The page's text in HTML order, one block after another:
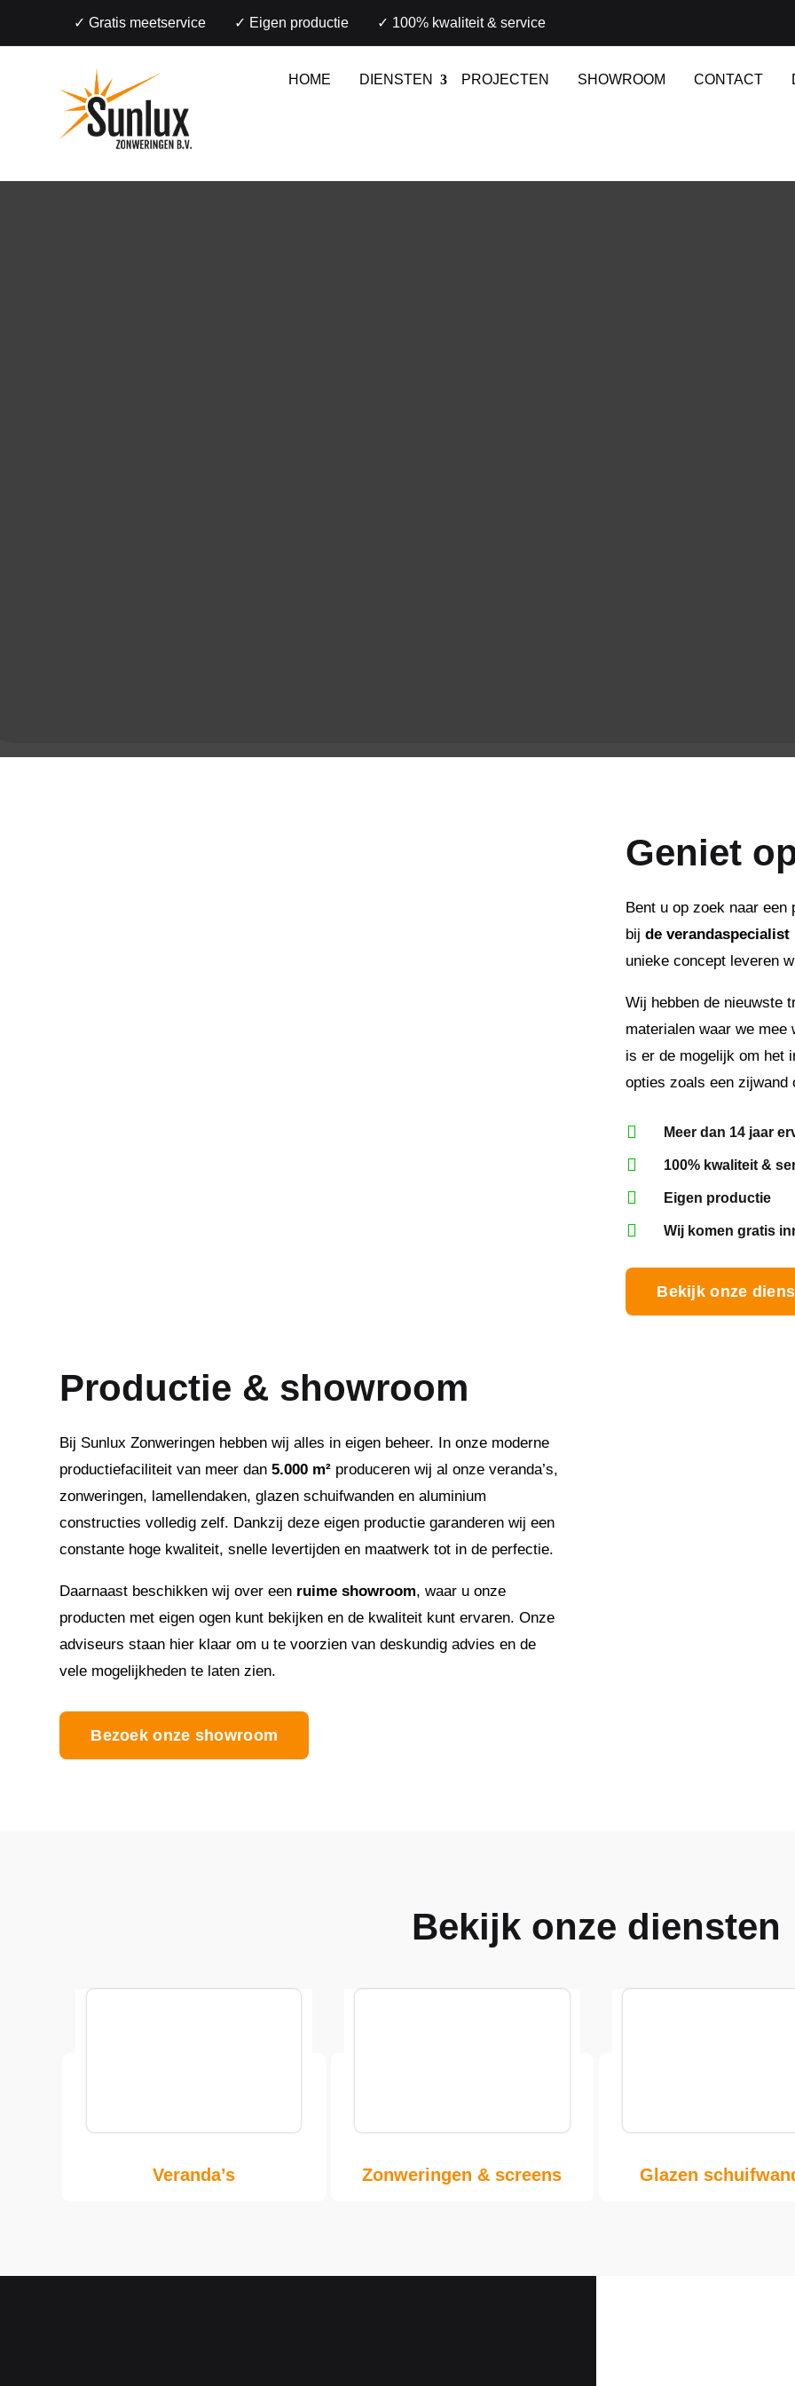
✓ Gratis meetservice ✓ Eigen productie ✓ 100% kwaliteit & service
HOME DIENSTEN PROJECTEN SHOWROOM CONTACT
Geniet
Bent u op zoek naar
bijde verandaspecialist
unieke concept leveren
Wij hebben de nieuwste
materialen waar we mee
is er de mogelijk om het
opties zoals een zijwand
 Meer dan 14 jaar
 100% kwaliteit &
 Eigen productie
 Wij komen gratis
Bekijk onze
Productie & showroom
Bij Sunlux Zonweringen hebben wij alles in eigen beheer. In onze moderne
productiefaciliteit van meer dan 5.000 m² produceren wij al onze veranda’s,
zonweringen, lamellendaken, glazen schuifwanden en aluminium
constructies volledig zelf. Dankzij deze eigen productie garanderen wij een
constante hoge kwaliteit, snelle levertijden en maatwerk tot in de perfectie.
Daarnaast beschikken wij over een ruime showroom, waar u onze
producten met eigen ogen kunt bekijken en de kwaliteit kunt ervaren. Onze
adviseurs staan hier klaar om u te voorzien van deskundig advies en de
vele mogelijkheden te laten zien.
Bezoek onze showroom
Bekijk onze diensten
Veranda’s Zonweringen & screens Glazen